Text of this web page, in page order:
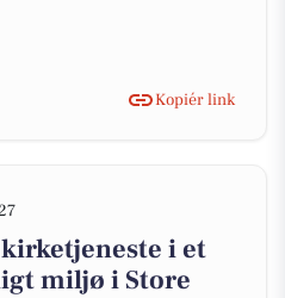
Kopiér link
i et
miljø i Store